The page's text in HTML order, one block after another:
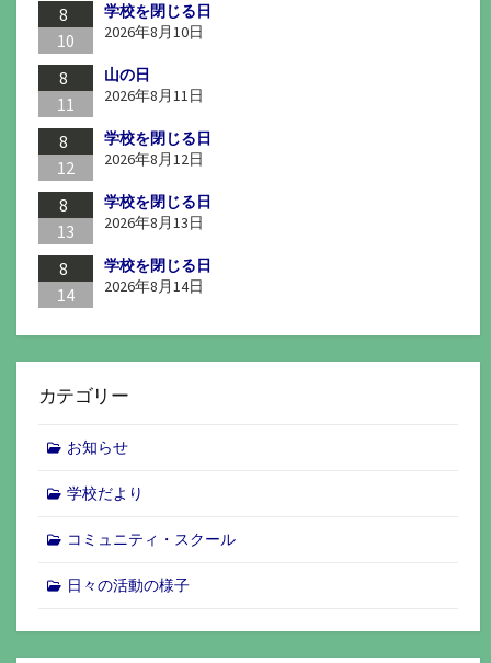
8
10
学校を閉じる日
2026年8月10日
8
11
山の日
2026年8月11日
8
12
学校を閉じる日
2026年8月12日
8
13
学校を閉じる日
2026年8月13日
8
14
学校を閉じる日
2026年8月14日
カテゴリー
お知らせ
学校だより
コミュニティ・スクール
日々の活動の様子